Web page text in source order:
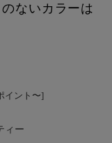
ないカラーは
イント〜]
ィー